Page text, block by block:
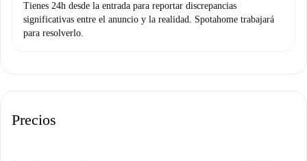
Tienes 24h desde la entrada para reportar discrepancias
significativas entre el anuncio y la realidad. Spotahome trabajará
para resolverlo.
Precios